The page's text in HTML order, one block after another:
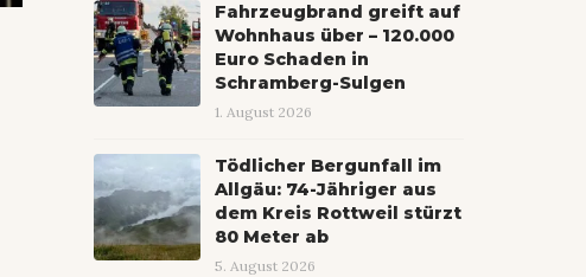
Fahrzeugbrand greift auf
Wohnhaus über – 120.000
Euro Schaden in
Schramberg-Sulgen
1. August 2026
Tödlicher Bergunfall im
Allgäu: 74-Jähriger aus
dem Kreis Rottweil stürzt
80 Meter ab
5. August 2026